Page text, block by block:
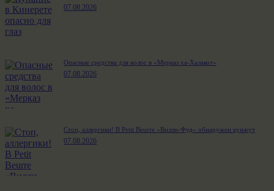
07.08.2026
Опасные средства для волос в «Мерказ ха-Халакот»
07.08.2026
Стоп, аллергики! В Petit Beurre «Вилли-Фуд» обнаружен кунжут
07.08.2026